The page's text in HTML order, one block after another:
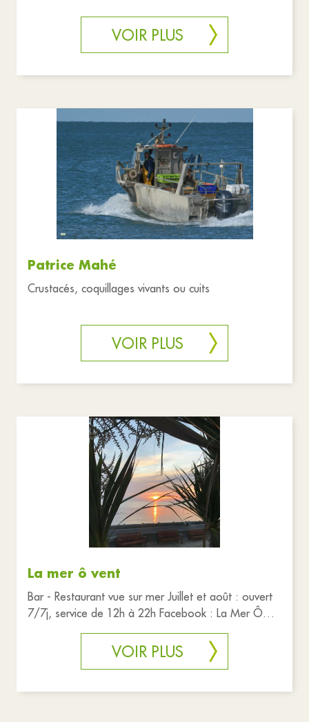
VOIR PLUS
Patrice Mahé
Crustacés, coquillages vivants ou cuits
VOIR PLUS
La mer ô vent
Bar - Restaurant vue sur mer Juillet et août : ouvert
7/7j, service de 12h à 22h Facebook : La Mer Ô
VOIR PLUS